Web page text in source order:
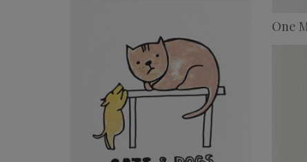
One